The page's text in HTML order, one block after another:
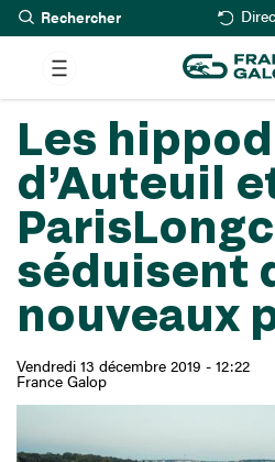
au
Rechercher
Les
d’Auteuil
séduisent
nouveaux
Vendredi 13 décembre 2019 - 12:22
France Galop